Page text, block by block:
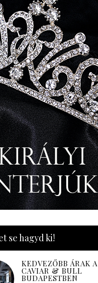
se hagyd ki!
KEDVEZŐBB ÁRAK A
CAVIAR & BULL
BUDAPESTBEN